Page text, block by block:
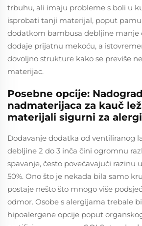
trbuhu, ali imaju probleme s boli u
isprobati tanji materijal, poput
dodatkom bambusa debljine manje
dodaje prijatnu mekoću, a
dovoljno strukture kako se previše
materijac.
Posebne opcije:
nadmaterijaca za kauč
materijali sigurni za
Dodavanje dodatka od ventiliranog
debljine 2 do 3 inča čini ogromnu
spavanje, često povećavajući razinu
50%. Ono što je nekada bila samo
postaje nešto što mnogo više
odmor. Osobe s alergijama trebale
hipoalergene opcije poput